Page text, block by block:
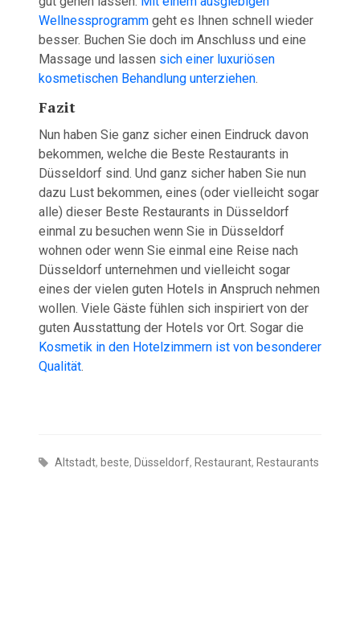
Wellnessprogramm geht es Ihnen schnell wieder
besser. Buchen Sie doch im Anschluss und eine
Massage und lassen sich einer luxuriösen
kosmetischen Behandlung unterziehen.
Fazit
Nun haben Sie ganz sicher einen Eindruck davon
bekommen, welche die Beste Restaurants in
Düsseldorf sind. Und ganz sicher haben Sie nun
dazu Lust bekommen, eines (oder vielleicht sogar
alle) dieser Beste Restaurants in Düsseldorf
einmal zu besuchen wenn Sie in Düsseldorf
wohnen oder wenn Sie einmal eine Reise nach
Düsseldorf unternehmen und vielleicht sogar
eines der vielen guten Hotels in Anspruch nehmen
wollen. Viele Gäste fühlen sich inspiriert von der
guten Ausstattung der Hotels vor Ort. Sogar die
Kosmetik in den Hotelzimmern ist von besonderer
Qualität.
Altstadt, beste, Düsseldorf, Restaurant, Restaurants